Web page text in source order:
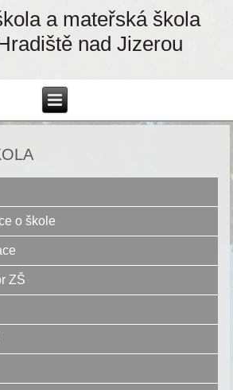
a mateřská škola
nad Jizerou
o škole
ZŠ